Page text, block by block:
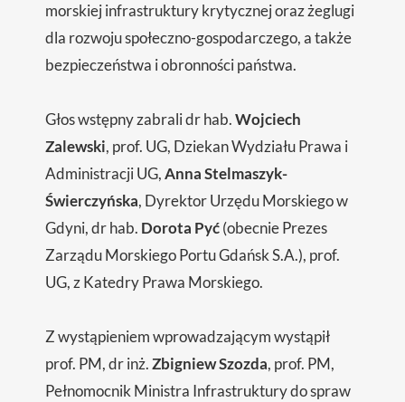
morskiej infrastruktury krytycznej oraz żeglugi
dla rozwoju społeczno-gospodarczego, a także
bezpieczeństwa i obronności państwa.
Głos wstępny zabrali dr hab.Wojciech
Zalewski, prof. UG, Dziekan Wydziału Prawa i
Administracji UG,Anna Stelmaszyk-
Świerczyńska, Dyrektor Urzędu Morskiego w
Gdyni, dr hab. Dorota Pyć(obecnie Prezes
Zarządu Morskiego Portu Gdańsk S.A.), prof.
UG, z Katedry Prawa Morskiego.
Z wystąpieniem wprowadzającym wystąpił
prof. PM, dr inż.Zbigniew Szozda, prof. PM,
Pełnomocnik Ministra Infrastruktury do spraw